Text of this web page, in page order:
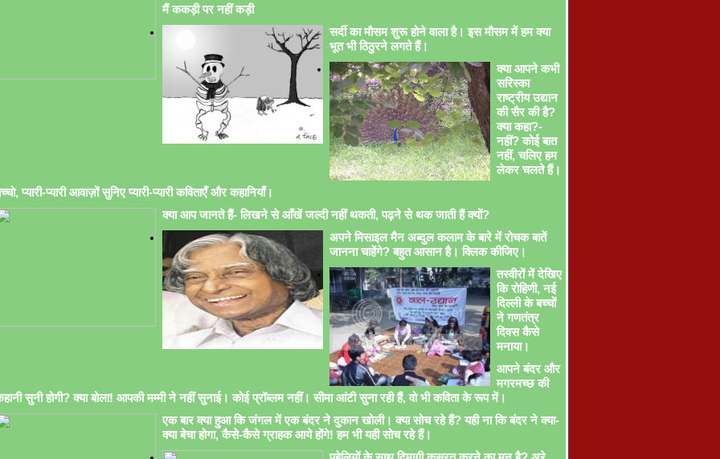
मैं ककड़ी पर नहीं कड़ी
सर्दी का मौसम शुरू होने वाला है। इस मौसम में हम क्या
भूत भी ठिठुरने लगते हैं।
क्या आपने कभी
सरिस्का
राष्ट्रीय उद्यान
की सैर की है?
क्या कहा?-
नहीं? कोई बात
नहीं, चलिए हम
लेकर चलते हैं।
प्यारी-प्यारी आवाज़ों सुनिए प्यारी-प्यारी कविताएँ और कहानियाँ।
क्या आप जानते हैं- लिखने से आँखें जल्दी नहीं थकती, पढ़ने से थक जाती हैं क्यों?
अपने मिसाइल मैन अब्दुल कलाम के बारे में रोचक बातें
जानना चाहेंगे? बहुत आसान है। क्लिक कीजिए।
तस्वीरों में देखिए
कि रोहिणी, नई
दिल्ली के बच्चों
ने गणतंत्र
दिवस कैसे
मनाया।
आपने बंदर और
मगरमच्छ की
सुनी होगी? क्या बोला! आपकी मम्मी ने नहीं सुनाई। कोई प्रॉब्लम नहीं। सीमा आंटी सुना रही हैं, वो भी कविता के रूप में।
एक बार क्या हुआ कि जंगल में एक बंदर ने दुकान खोली। क्या सोच रहे हैं? यही ना कि बंदर ने क्या-
क्या बेचा होगा, कैसे-कैसे ग्राहक आये होंगे! हम भी यही सोच रहे हैं।